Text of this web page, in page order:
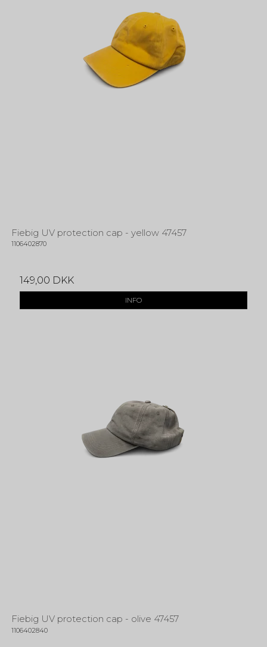
Fiebig UV protection cap - yellow 47457
1106402870
149,00 DKK
INFO
Fiebig UV protection cap - olive 47457
1106402840